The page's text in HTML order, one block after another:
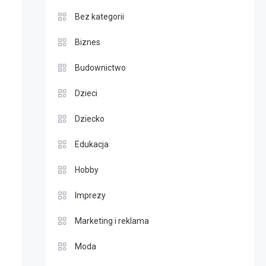
Bez kategorii
Biznes
Budownictwo
Dzieci
Dziecko
Edukacja
Hobby
Imprezy
Marketing i reklama
Moda